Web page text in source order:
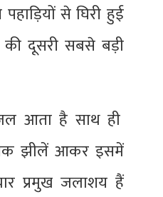
से घिरी हुई
दूसरी सबसे बड़ी
आता है साथ ही
झीलें आकर इसमें
प्रमुख जलाशय हैं